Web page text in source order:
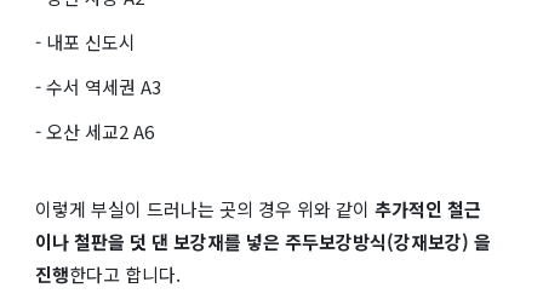
- 내포 신도시
- 수서 역세권 A3
- 오산 세교2 A6
이렇게 부실이 드러나는 곳의 경우 위와 같이 추가적인 철근
이나 철판을 덧 댄 보강재를 넣은 주두보강방식(강재보강) 을
진행한다고 합니다.